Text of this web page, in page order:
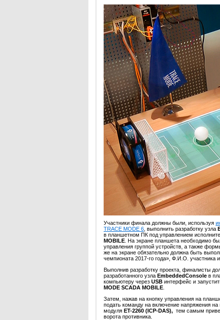
Участники финала должны были, используя
TRACE MODE 6 , выполнить разработку узла
в планшетном ПК под управлением
MOBILE На экране планшета необходимо
управления группой устройств, а также
же на экране обязательно должна быть
чемпионата 2017-го года», Ф.И.О. участника
Выполнив разработку проекта, финалисты
разработанного узла EmbeddedConsole в
компьютеру через USB интерфейс и
MODE SCADA MOBILE
Затем, нажав на кнопку управления на
подать команду на включение напряжения
модуля ET-2260 (ICP-DAS), тем самым
ворота противника.